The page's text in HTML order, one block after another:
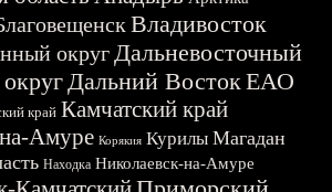
Владивосток
округДальневосточный
Дальний ВостокЕАО
край Камчатский край
Амуре Корякия Курилы Магадан
Находка Николаевск-на-Амуре